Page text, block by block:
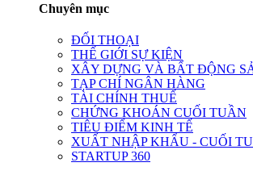
Chuyên mục
ĐỐI THOẠI
THẾ GIỚI SỰ KIỆN
XÂY DỰNG VÀ BẤT ĐỘNG
TẠP CHÍ NGÂN HÀNG
TÀI CHÍNH THUẾ
CHỨNG KHOÁN CUỐI TUẦN
TIÊU ĐIỂM KINH TẾ
XUẤT NHẬP KHẨU - CUỐI
STARTUP 360